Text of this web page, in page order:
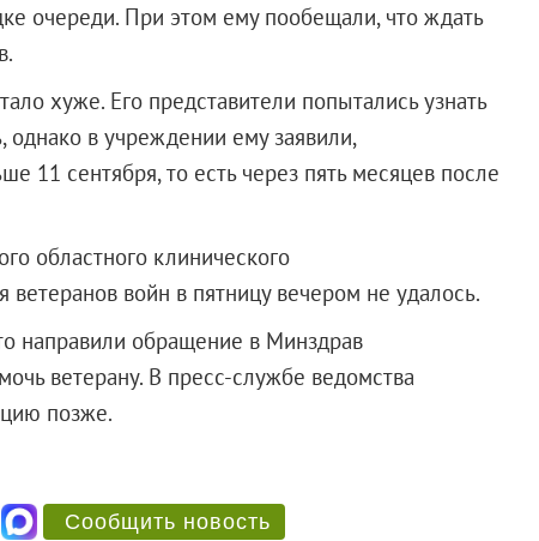
очереди. При этом ему пообещали, что ждать
хуже. Его представители попытались узнать
однако в учреждении ему заявили,
11 сентября, то есть через пять месяцев после
областного клинического
ветеранов войн в пятницу вечером не удалось.
направили обращение в Минздрав
ветерану. В пресс-службе ведомства
позже.
Сообщить новость